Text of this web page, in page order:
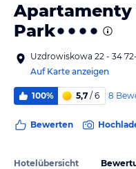
Park
Uzdrowiskowa 22 - 34
Auf Karte anzeigen
100% 5,7 / 6 8
Bewerten
Hotelübersicht